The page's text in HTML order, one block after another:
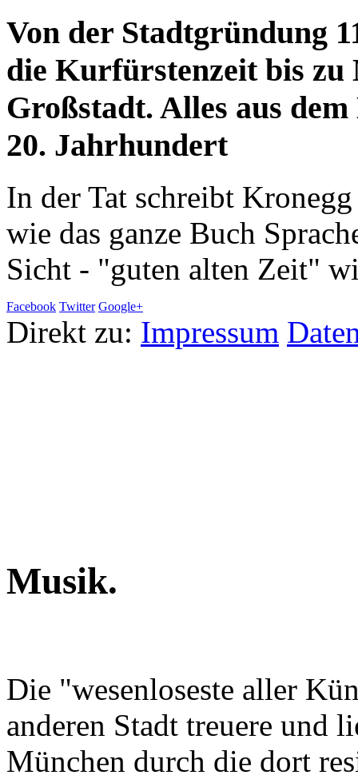
Von der Stadtgründung
die Kurfürstenzeit bis
Großstadt. Alles aus
20. Jahrhundert
In der Tat schreibt
wie das ganze Buch
Sicht - "guten alten Zeit"
Facebook Twitter Google+
Direkt zu: Impressum
Musik.
Die "wesenloseste aller
anderen Stadt treuere und
München durch die dort